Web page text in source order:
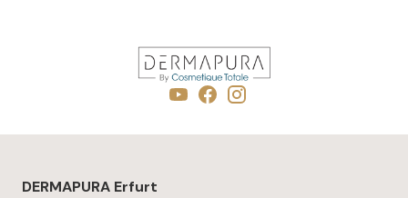
DERMAPURA Erfurt